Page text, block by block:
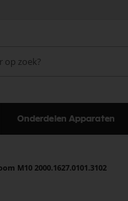
Onderdelen Apparaten
M10 2000.1627.0101.3102